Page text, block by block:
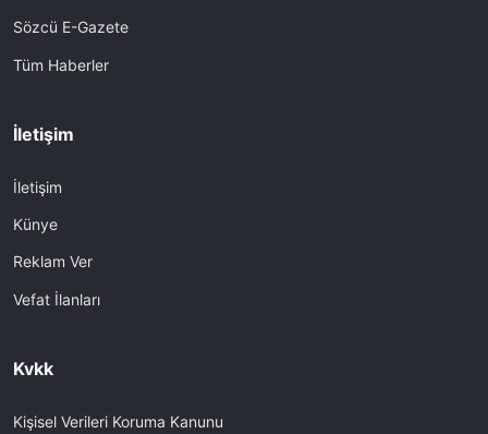
Sözcü E-Gazete
Tüm Haberler
İletişim
İletişim
Künye
Reklam Ver
Vefat İlanları
Kvkk
Kişisel Verileri Koruma Kanunu